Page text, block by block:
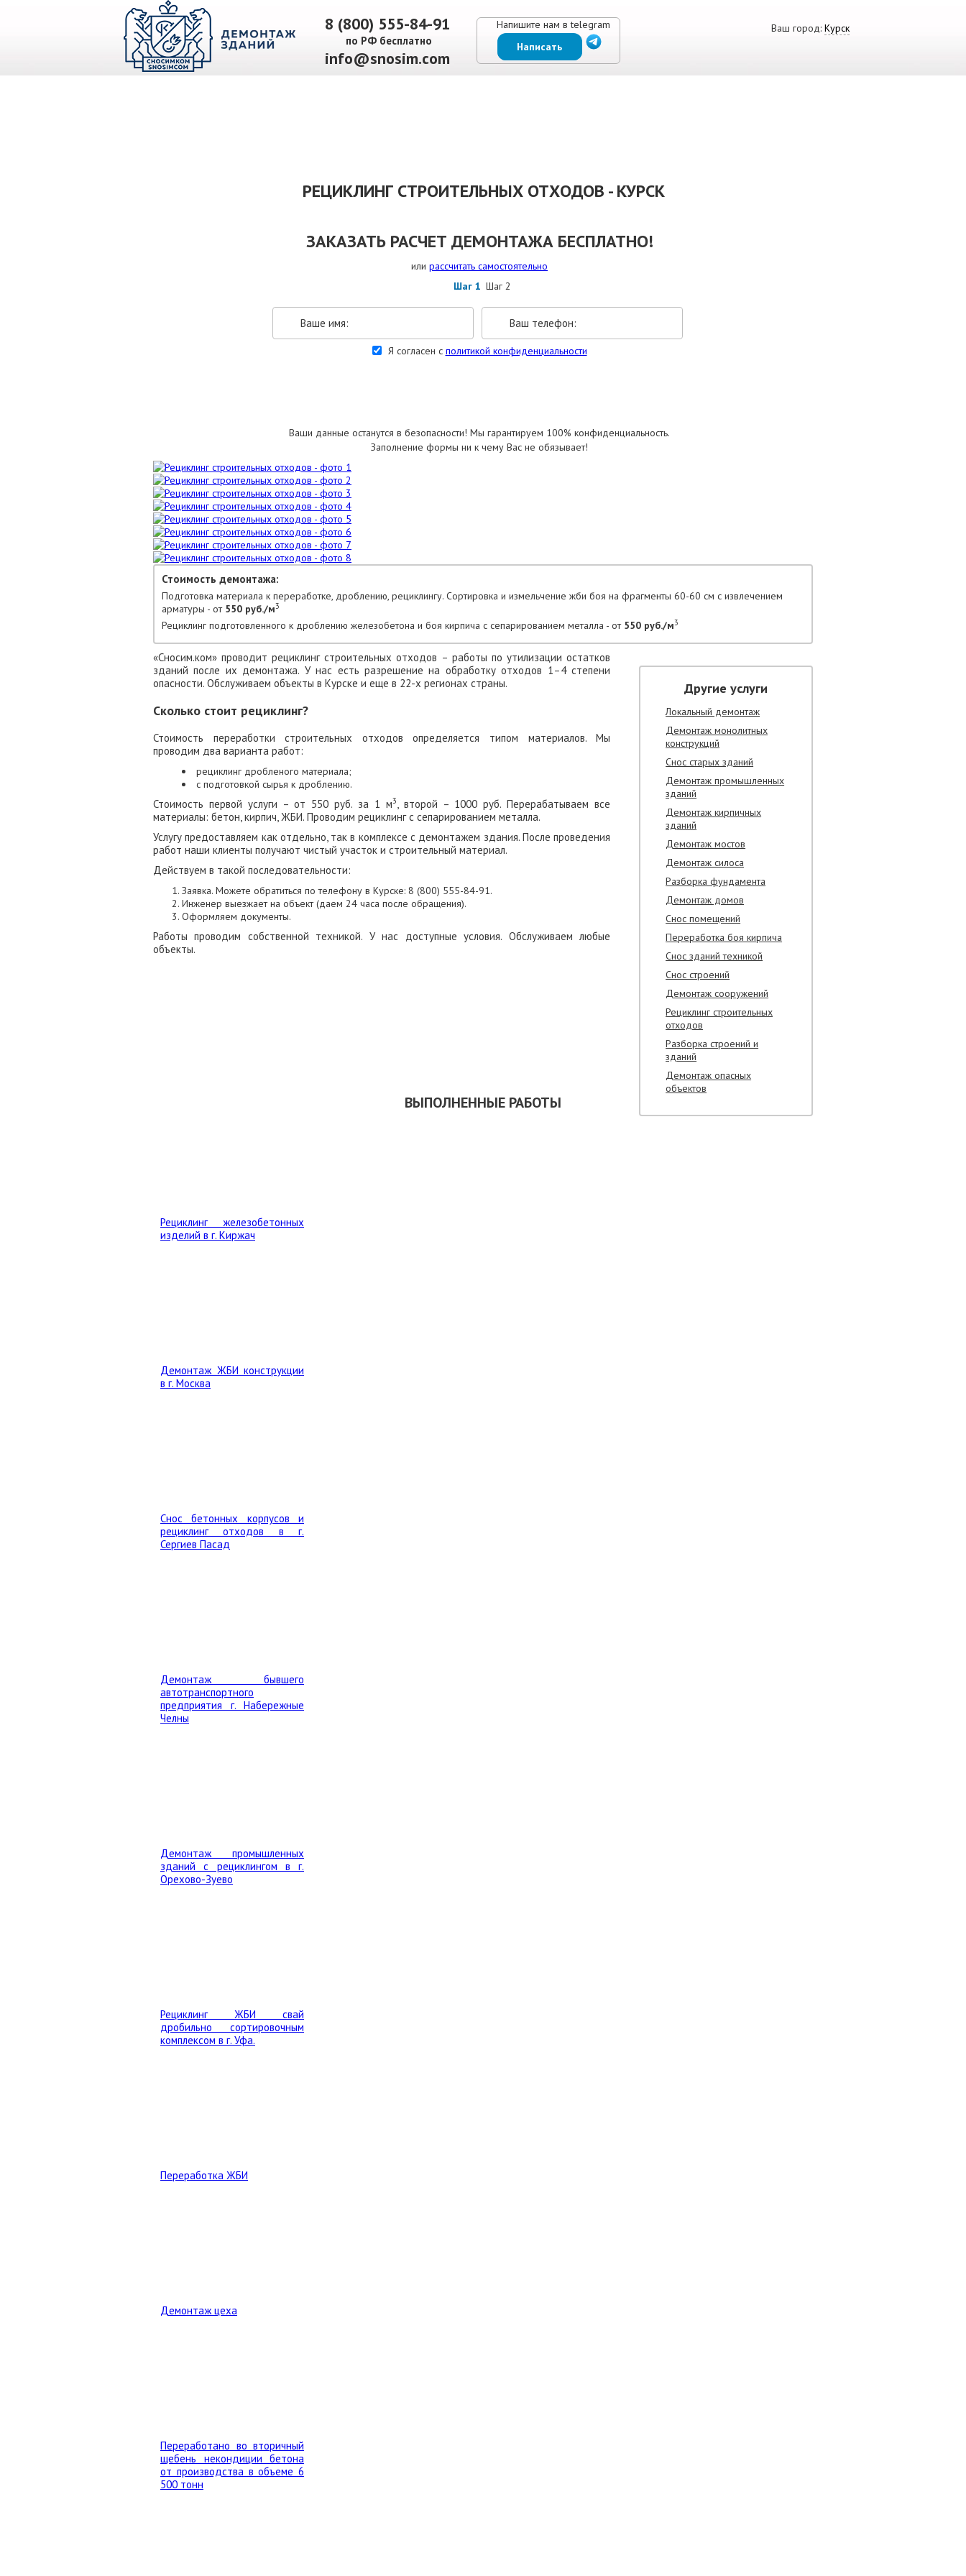
8 (800) 555-84-91
по РФ бесплатно
info@snosim.com
Напишите нам в telegram
Написать
Ваш город: Курск
РЕЦИКЛИНГ СТРОИТЕЛЬНЫХ ОТХОДОВ - КУРСК
ЗАКАЗАТЬ РАСЧЕТ ДЕМОНТАЖА БЕСПЛАТНО!
или рассчитать самостоятельно
Шаг 1 Шаг 2
Я согласен с политикой конфиденциальности
Ваши данные останутся в безопасности! Мы гарантируем 100% конфиденциальность.
Заполнение формы ни к чему Вас не обязывает!
Стоимость демонтажа:
Подготовка материала к переработке, дроблению, рециклингу. Сортировка и измельчение жби боя на фрагменты 60-60 см с извлечением
арматуры - от 550 руб./м3
Рециклинг подготовленного к дроблению железобетона и боя кирпича с сепарированием металла - от 550 руб./м3
Другие услуги
Локальный демонтаж
Демонтаж монолитных
конструкций
Снос старых зданий
Демонтаж промышленных
зданий
Демонтаж кирпичных
зданий
Демонтаж мостов
Демонтаж силоса
Разборка фундамента
Демонтаж домов
Снос помещений
Переработка боя кирпича
Снос зданий техникой
Снос строений
Демонтаж сооружений
Рециклинг строительных
отходов
Разборка строений и
зданий
Демонтаж опасных
объектов
«Сносим.ком» проводит рециклинг строительных отходов – работы по утилизации остатков
зданий после их демонтажа. У нас есть разрешение на обработку отходов 1–4 степени
опасности. Обслуживаем объекты в Курске и еще в 22-х регионах страны.
Сколько стоит рециклинг?
Стоимость переработки строительных отходов определяется типом материалов. Мы
проводим два варианта работ:
рециклинг дробленого материала;
с подготовкой сырья к дроблению.
Стоимость первой услуги – от 550 руб. за 1 м3, второй – 1000 руб. Перерабатываем все
материалы: бетон, кирпич, ЖБИ. Проводим рециклинг с сепарированием металла.
Услугу предоставляем как отдельно, так в комплексе с демонтажем здания. После проведения
работ наши клиенты получают чистый участок и строительный материал.
Действуем в такой последовательности:
Заявка. Можете обратиться по телефону в Курске: 8 (800) 555-84-91.
Инженер выезжает на объект (даем 24 часа после обращения).
Оформляем документы.
Работы проводим собственной техникой. У нас доступные условия. Обслуживаем любые
объекты.
ВЫПОЛНЕННЫЕ РАБОТЫ
Рециклинг железобетонных
изделий в г. Киржач
Демонтаж ЖБИ конструкции
в г. Москва
Снос бетонных корпусов и
рециклинг отходов в г.
Сергиев Пасад
Демонтаж бывшего
автотранспортного
предприятия г. Набережные
Челны
Демонтаж промышленных
зданий с рециклингом в г.
Орехово-Зуево
Рециклинг ЖБИ свай
дробильно сортировочным
комплексом в г. Уфа.
Переработка ЖБИ
Демонтаж цеха
Переработано во вторичный
щебень некондиции бетона
от производства в объеме 6
500 тонн